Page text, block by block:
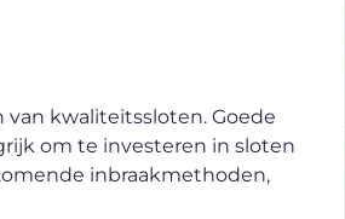
kwaliteitssloten. Goede
om te investeren in sloten
inbraakmethoden,